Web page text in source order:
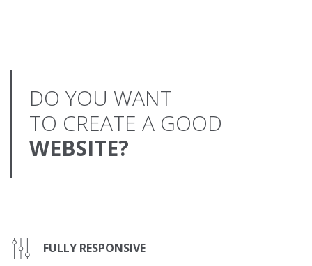
DO YOU WANT
TO CREATE A GOOD
WEBSITE?
FULLY RESPONSIVE